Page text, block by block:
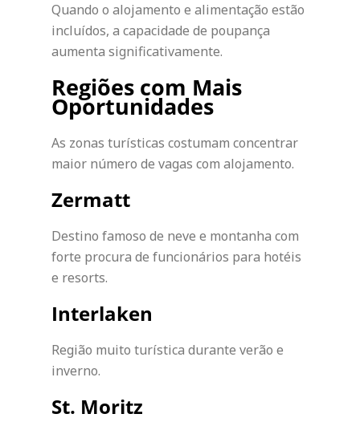
Quando o alojamento e alimentação estão
incluídos, a capacidade de poupança
aumenta significativamente.
Regiões com Mais
Oportunidades
As zonas turísticas costumam concentrar
maior número de vagas com alojamento.
Zermatt
Destino famoso de neve e montanha com
forte procura de funcionários para hotéis
e resorts.
Interlaken
Região muito turística durante verão e
inverno.
St. Moritz